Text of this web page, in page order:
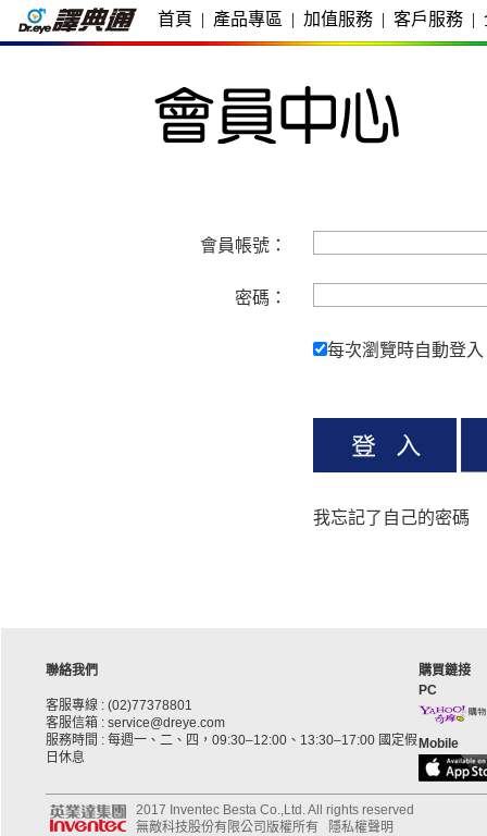
首頁 | 產品專區 | 加值服務 | 客戶服務 |
會員帳號：
密碼：
每次瀏覽時自動登入
我忘記了自己的密碼
聯絡我們
客服專線 : (02)77378801
客服信箱 : service@dreye.com
服務時間 : 每週一、二、四，09:30–12:00、13:30–17:00 國定假
日休息
購買鏈接
PC
Mobile
2017 Inventec Besta Co.,Ltd. All rights reserved
無敵科技股份有限公司版權所有
隱私權聲明